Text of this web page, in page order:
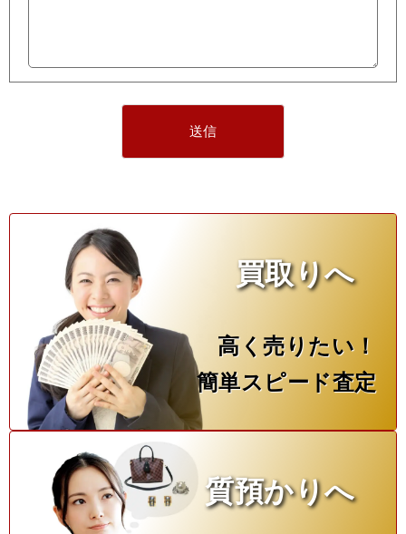
買取りへ
高く売りたい！
簡単スピード査定
質預かりへ